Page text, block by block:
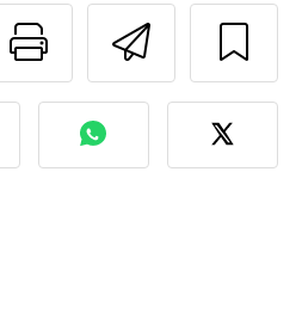
Imprimer
une
photo de